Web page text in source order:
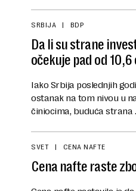
SRBIJA BDP
Da li su strane
očekuje pad od 10,6
Iako Srbija poslednjih
ostanak na tom nivou u
činiocima, buduća strana
SVET CENA NAFTE
Cena nafte raste